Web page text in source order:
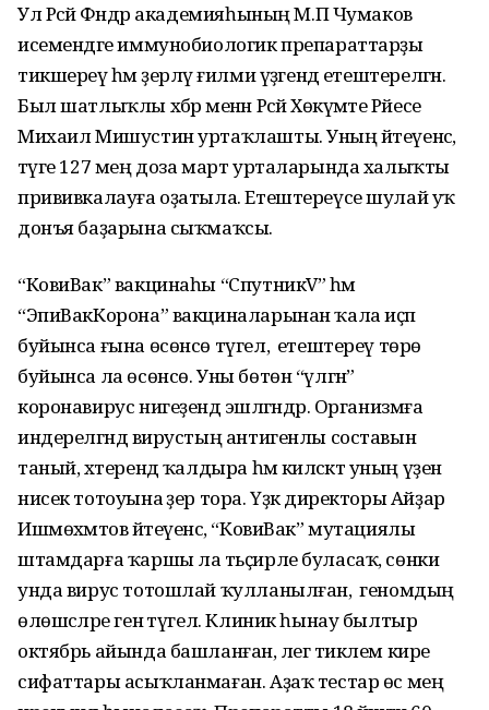
Ул Рәсәй Фәндәр академияһының М.П Чумаков
исемендәге иммунобиологик препараттарҙы
тикшереү һәм әҙерләү ғилми үҙәгендә етештерелгән.
Был шатлыҡлы хәбәр менән Рәсәй Хөкүмәте Рәйесе
Михаил Мишустин уртаҡлашты. Уның әйтеүенсә,
тәүге 127 мең доза март урталарында халыҡты
прививкалауға оҙатыла. Етештереүсе шулай уҡ
донъя баҙарына сыҡмаҡсы.
“КовиВак” вакцинаһы “СпутникV” һәм
“ЭпиВакКорона” вакциналарынан ҡала иҫәп
буйынса ғына өсөнсө түгел, ә етештереү төрө
буйынса ла өсөнсө. Уны бөтөн “үлгән”
коронавирус нигеҙендә эшләгәндәр. Организмға
индерелгәндә вирустың антигенлы составын
таный, хәтерендә ҡалдыра һәм киләсәктә уның үҙен
нисек тотоуына әҙер тора. Үҙәк директоры Айҙар
Ишмөхәмәтов әйтеүенсә, “КовиВак” мутациялы
штамдарға ҡаршы ла тәьҫирле буласаҡ, сөнки
унда вирус тотошлай ҡулланылған, ә геномдың
өлөшсәләре генә түгел. Клиник һынау былтыр
октябрь айында башланған, әлегә тиклем кире
сифаттары асыҡланмаған. Аҙаҡ тестар өс мең